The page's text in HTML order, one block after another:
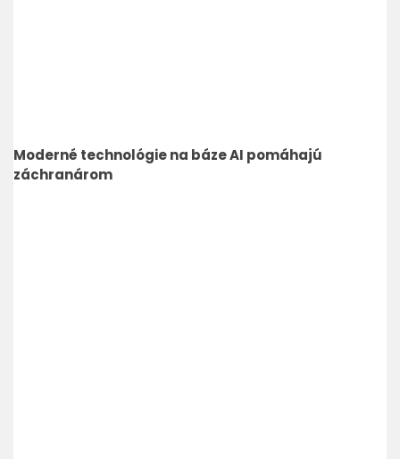
Moderné technológie na báze AI pomáhajú
záchranárom